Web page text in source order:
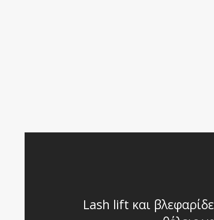
Lash lift και